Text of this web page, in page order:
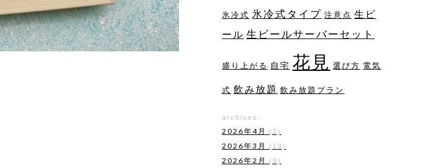
氷冷式 氷冷式タイプ 注意点 生ビ
ール 生ビールサーバーセット
盛り上がる 自宅 花見 選び方 電気
式 飲み放題 飲み放題プラン
archives:
2026年4月 (2)
2026年3月 (19)
2026年2月 (9)